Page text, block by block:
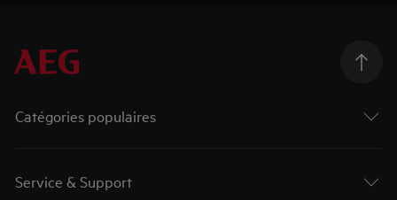
Catégories populaires
Service & Support